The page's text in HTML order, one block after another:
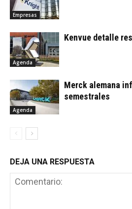
Empresas
Agenda
Kenvue detalle
Agenda
Merck alemana
semestrales
DEJA UNA RESPUESTA